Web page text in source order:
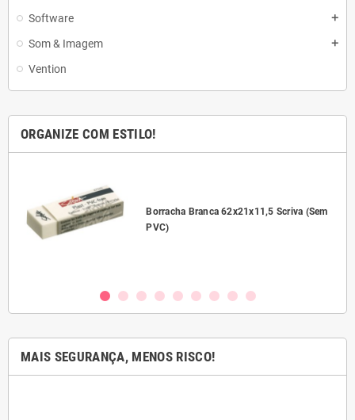
Software add
Som & Imagem add
Vention
ORGANIZE COM ESTILO!
Borracha Branca 62x21x11,5 Scriva (Sem
PVC)
MAIS SEGURANÇA, MENOS RISCO!